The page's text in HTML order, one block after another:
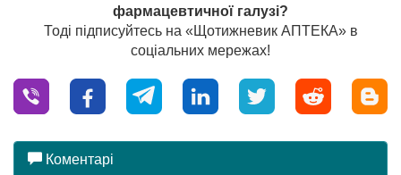
фармацевтичної галузі?
Тоді підписуйтесь на «Щотижневик АПТЕКА» в
соціальних мережах!
Коментарі